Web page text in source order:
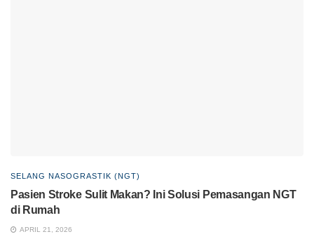
SELANG NASOGRASTIK (NGT)
Pasien Stroke Sulit Makan? Ini Solusi Pemasangan NGT
di Rumah
APRIL 21, 2026